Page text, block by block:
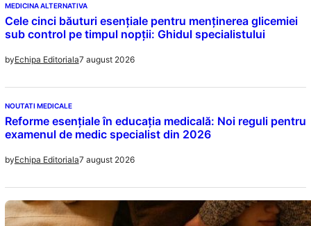
MEDICINA ALTERNATIVA
Cele cinci băuturi esențiale pentru menținerea glicemiei
sub control pe timpul nopții: Ghidul specialistului
byEchipa Editoriala7 august 2026
NOUTATI MEDICALE
Reforme esențiale în educația medicală: Noi reguli pentru
examenul de medic specialist din 2026
byEchipa Editoriala7 august 2026